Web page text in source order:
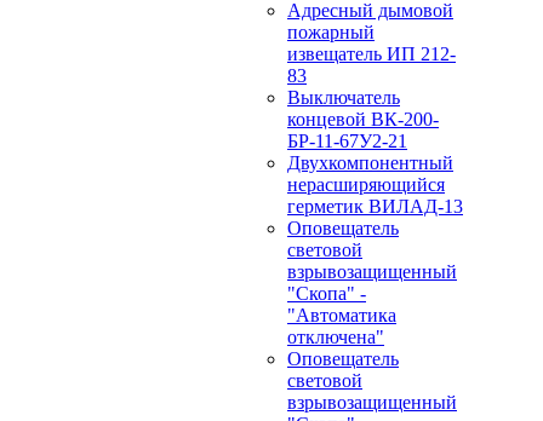
Адресный дымовой
пожарный
извещатель ИП 212-
83
Выключатель
концевой ВК-200-
БР-11-67У2-21
Двухкомпонентный
нерасширяющийся
герметик ВИЛАД-13
Оповещатель
световой
взрывозащищенный
"Скопа" -
"Автоматика
отключена"
Оповещатель
световой
взрывозащищенный